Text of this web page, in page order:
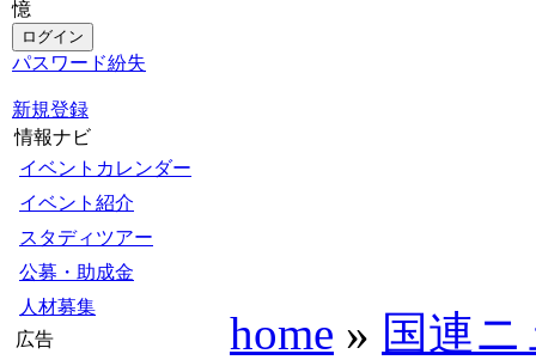
憶
パスワード紛失
新規登録
情報ナビ
イベントカレンダー
イベント紹介
スタディツアー
公募・助成金
人材募集
広告
home » 国連